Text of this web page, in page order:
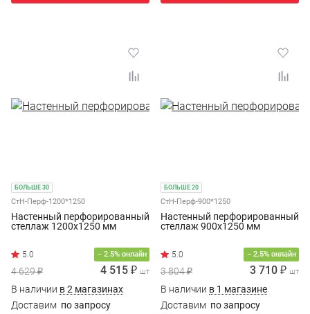
БОЛЬШЕ 30
СтН-Перф-1200*1250
Настенный перфорированный
стеллаж 1200х1250 мм
− 2.5% онлайн
4 629 ₽ 4 515 ₽ шт
В наличии в 2 магазинах
Доставим по запросу
БОЛЬШЕ 20
СтН-Перф-900*1250
Настенный перфорированный
стеллаж 900х1250 мм
− 2.5% онлайн
3 804 ₽ 3 710 ₽ шт
В наличии в 1 магазине
Доставим по запросу